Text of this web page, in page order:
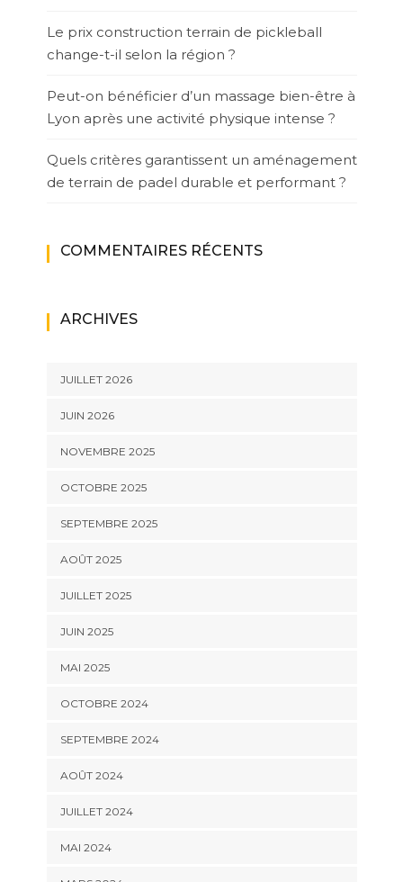
Le prix construction terrain de pickleball
change-t-il selon la région ?
Peut-on bénéficier d’un massage bien-être à
Lyon après une activité physique intense ?
Quels critères garantissent un aménagement
de terrain de padel durable et performant ?
COMMENTAIRES RÉCENTS
ARCHIVES
JUILLET 2026
JUIN 2026
NOVEMBRE 2025
OCTOBRE 2025
SEPTEMBRE 2025
AOÛT 2025
JUILLET 2025
JUIN 2025
MAI 2025
OCTOBRE 2024
SEPTEMBRE 2024
AOÛT 2024
JUILLET 2024
MAI 2024